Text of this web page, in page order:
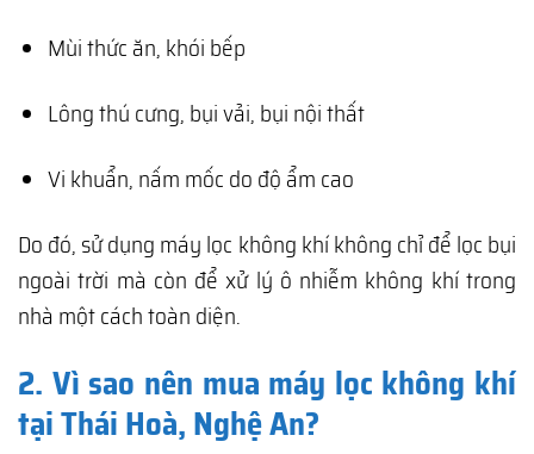
Mùi thức ăn, khói bếp
Lông thú cưng, bụi vải, bụi nội thất
Vi khuẩn, nấm mốc do độ ẩm cao
Do đó, sử dụng máy lọc không khí không chỉ để lọc bụi
ngoài trời mà còn để xử lý ô nhiễm không khí trong
nhà một cách toàn diện.
2. Vì sao nên mua máy lọc không khí
tại Thái Hoà, Nghệ An?